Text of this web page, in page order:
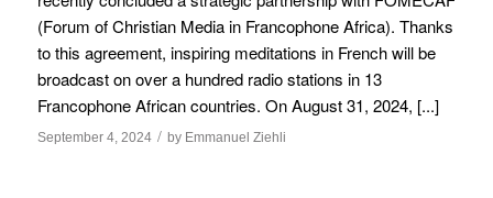
(Forum of Christian Media in Francophone Africa). Thanks
to this agreement, inspiring meditations in French will be
broadcast on over a hundred radio stations in 13
Francophone African countries. On August 31, 2024, [...]
September 4, 2024 / by Emmanuel Ziehli